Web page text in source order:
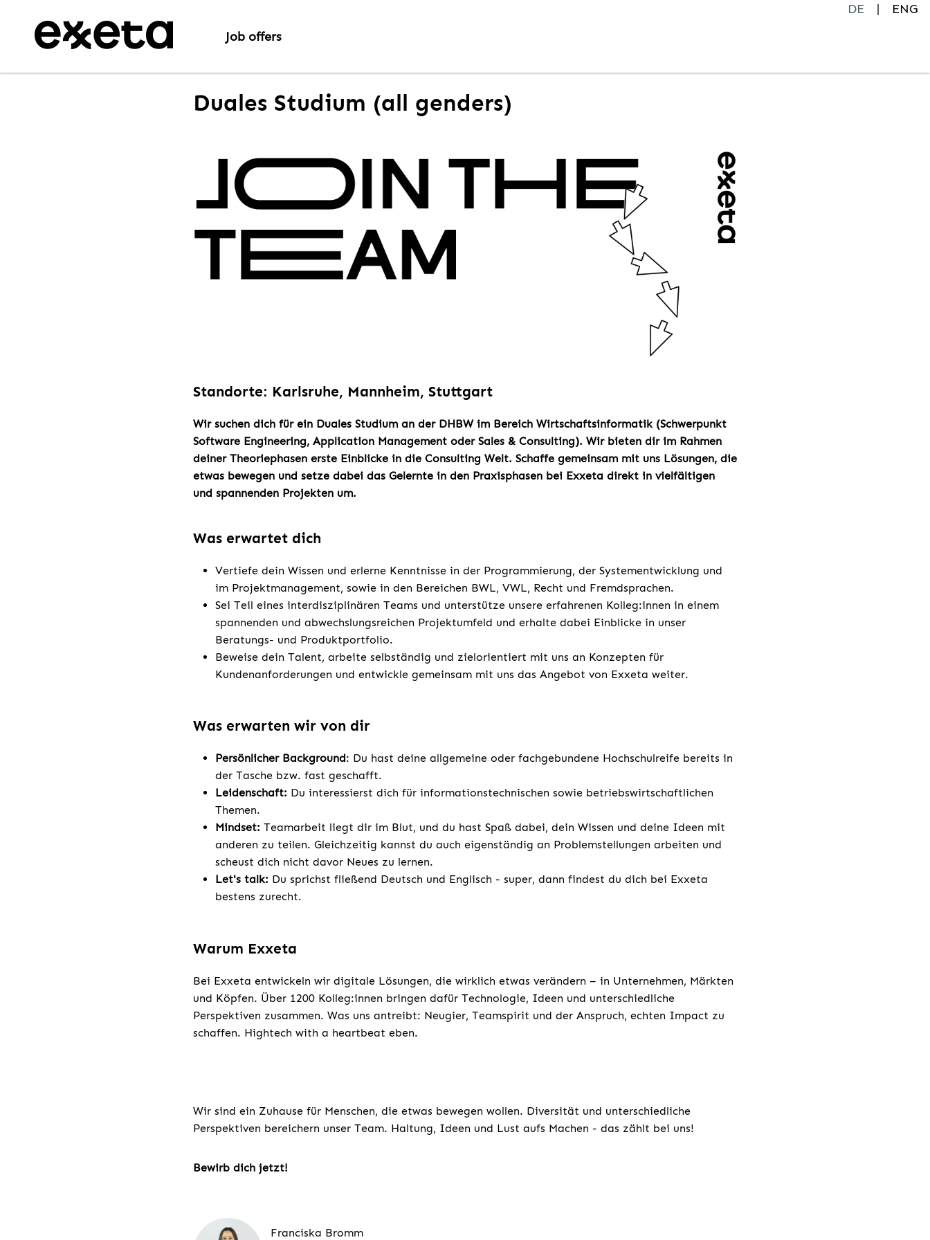
DE
ENG
Job offers
Duales Studium (all genders)
Standorte: Karlsruhe, Mannheim, Stuttgart
Wir suchen dich für ein Duales Studium an der DHBW im Bereich Wirtschaftsinformatik (Schwerpunkt
Software Engineering, Application Management oder Sales & Consulting). Wir bieten dir im Rahmen
deiner Theoriephasen erste Einblicke in die Consulting Welt. Schaffe gemeinsam mit uns Lösungen, die
etwas bewegen und setze dabei das Gelernte in den Praxisphasen bei Exxeta direkt in vielfältigen
und spannenden Projekten um.
Was erwartet dich
Vertiefe dein Wissen und erlerne Kenntnisse in der Programmierung, der Systementwicklung und
im Projektmanagement, sowie in den Bereichen BWL, VWL, Recht und Fremdsprachen.
Sei Teil eines interdisziplinären Teams und unterstütze unsere erfahrenen Kolleg:innen in einem
spannenden und abwechslungsreichen Projektumfeld und erhalte dabei Einblicke in unser
Beratungs- und Produktportfolio.
Beweise dein Talent, arbeite selbständig und zielorientiert mit uns an Konzepten für
Kundenanforderungen und entwickle gemeinsam mit uns das Angebot von Exxeta weiter.
Was erwarten wir von dir
Persönlicher Background: Du hast deine allgemeine oder fachgebundene Hochschulreife bereits in
der Tasche bzw. fast geschafft.
Leidenschaft: Du interessierst dich für informationstechnischen sowie betriebswirtschaftlichen
Themen.
Mindset: Teamarbeit liegt dir im Blut, und du hast Spaß dabei, dein Wissen und deine Ideen mit
anderen zu teilen. Gleichzeitig kannst du auch eigenständig an Problemstellungen arbeiten und
scheust dich nicht davor Neues zu lernen.
Let's talk: Du sprichst fließend Deutsch und Englisch - super, dann findest du dich bei Exxeta
bestens zurecht.
Warum Exxeta
Bei Exxeta entwickeln wir digitale Lösungen, die wirklich etwas verändern – in Unternehmen, Märkten
und Köpfen. Über 1200 Kolleg:innen bringen dafür Technologie, Ideen und unterschiedliche
Perspektiven zusammen. Was uns antreibt: Neugier, Teamspirit und der Anspruch, echten Impact zu
schaffen. Hightech with a heartbeat eben.
Wir sind ein Zuhause für Menschen, die etwas bewegen wollen. Diversität und unterschiedliche
Perspektiven bereichern unser Team. Haltung, Ideen und Lust aufs Machen - das zählt bei uns!
Bewirb dich jetzt!
Franciska Bromm